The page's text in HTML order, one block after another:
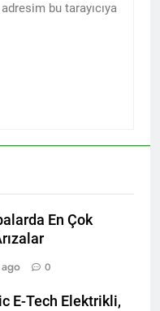
bu tarayıcıya
En Çok
0
E-Tech Elektrikli,